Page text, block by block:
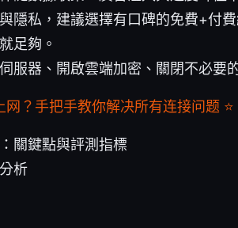
隱私，建議選擇有口碑的免費+付
足夠。
服器、開啟雲端加密、關閉不必要
？手把手教你解决所有连接问题
關鍵點與評測指標
析